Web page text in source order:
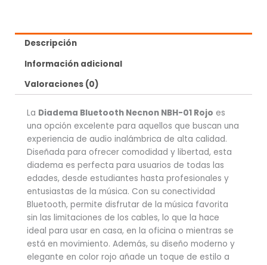
Descripción
Información adicional
Valoraciones (0)
La Diadema Bluetooth Necnon NBH-01 Rojo es
una opción excelente para aquellos que buscan una
experiencia de audio inalámbrica de alta calidad.
Diseñada para ofrecer comodidad y libertad, esta
diadema es perfecta para usuarios de todas las
edades, desde estudiantes hasta profesionales y
entusiastas de la música. Con su conectividad
Bluetooth, permite disfrutar de la música favorita
sin las limitaciones de los cables, lo que la hace
ideal para usar en casa, en la oficina o mientras se
está en movimiento. Además, su diseño moderno y
elegante en color rojo añade un toque de estilo a